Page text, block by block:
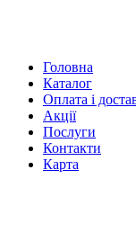
Головна
Каталог
Оплата і
Акції
Послуги
Контакти
Карта